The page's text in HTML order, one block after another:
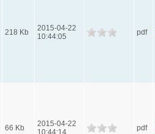
218 Kb
2015-04-22
10:44:05
pdf
66 Kb
2015-04-22
10:44:14
pdf